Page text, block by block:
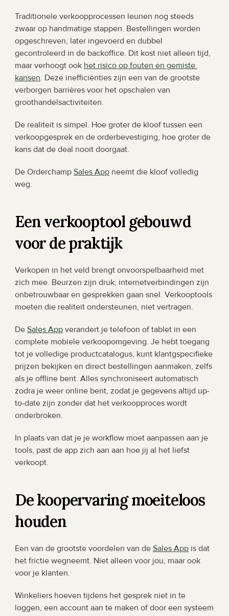
Traditionele verkoopprocessen leunen nog steeds
zwaar op handmatige stappen. Bestellingen worden
opgeschreven, later ingevoerd en dubbel
gecontroleerd in de backoffice. Dit kost niet alleen tijd,
maar verhoogt ook het risico op fouten en gemiste
kansen. Deze inefficiënties zijn een van de grootste
verborgen barrières voor het opschalen van
groothandelsactiviteiten.
De realiteit is simpel. Hoe groter de kloof tussen een
verkoopgesprek en de orderbevestiging, hoe groter de
kans dat de deal nooit doorgaat.
De Orderchamp Sales App neemt die kloof volledig
weg.
Een verkooptool gebouwd
voor de praktijk
Verkopen in het veld brengt onvoorspelbaarheid met
zich mee. Beurzen zijn druk, internetverbindingen zijn
onbetrouwbaar en gesprekken gaan snel. Verkooptools
moeten die realiteit ondersteunen, niet vertragen.
De Sales App verandert je telefoon of tablet in een
complete mobiele verkoopomgeving. Je hebt toegang
tot je volledige productcatalogus, kunt klantgspecifieke
prijzen bekijken en direct bestellingen aanmaken, zelfs
als je offline bent. Alles synchroniseert automatisch
zodra je weer online bent, zodat je gegevens altijd up-
to-date zijn zonder dat het verkoopproces wordt
onderbroken.
In plaats van dat je je workflow moet aanpassen aan je
tools, past de app zich aan aan hoe jij al het liefst
verkoopt.
De koopervaring moeiteloos
houden
Een van de grootste voordelen van de Sales App is dat
het frictie wegneemt. Niet alleen voor jou, maar ook
voor je klanten.
Winkeliers hoeven tijdens het gesprek niet in te
loggen, een account aan te maken of door een systeem